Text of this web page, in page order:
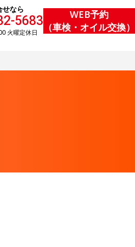
せなら
5683
火曜定休日
WEB予約
（車検・オイル交換）